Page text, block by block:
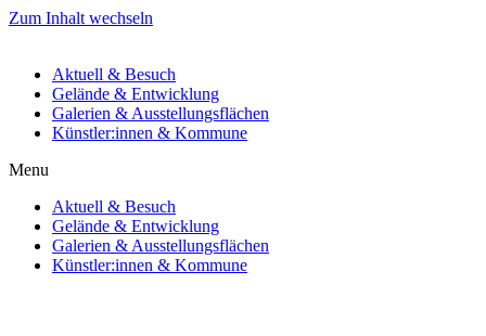
Zum Inhalt wechseln
Aktuell & Besuch
Gelände & Entwicklung
Galerien & Ausstellungsflächen
Künstler:innen & Kommune
Menu
Aktuell & Besuch
Gelände & Entwicklung
Galerien & Ausstellungsflächen
Künstler:innen & Kommune